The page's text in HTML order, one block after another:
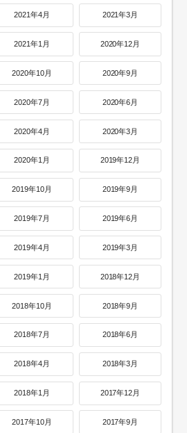
2021年4月 2021年3月
2021年1月 2020年12月
2020年10月 2020年9月
2020年7月 2020年6月
2020年4月 2020年3月
2020年1月 2019年12月
2019年10月 2019年9月
2019年7月 2019年6月
2019年4月 2019年3月
2019年1月 2018年12月
2018年10月 2018年9月
2018年7月 2018年6月
2018年4月 2018年3月
2018年1月 2017年12月
2017年10月 2017年9月